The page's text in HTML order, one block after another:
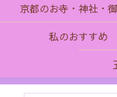
京都のお寺・神社・
私のおすすめ